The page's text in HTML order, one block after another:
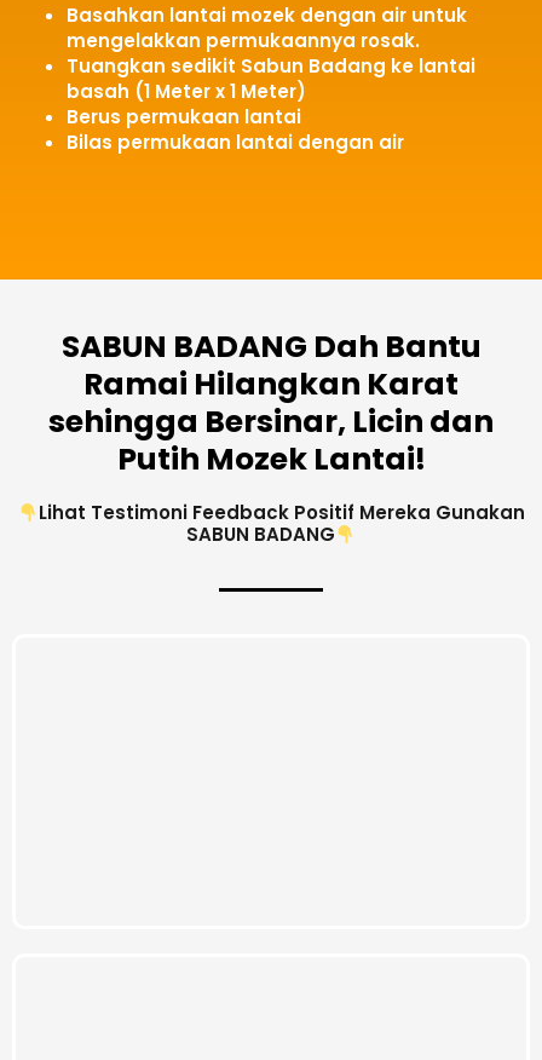
Basahkan lantai mozek dengan air untuk
mengelakkan permukaannya rosak.
Tuangkan sedikit Sabun Badang ke lantai
basah (1 Meter x 1 Meter)
Berus permukaan lantai
Bilas permukaan lantai dengan air
SABUN BADANG Dah Bantu
Ramai Hilangkan Karat
sehingga Bersinar, Licin dan
Putih Mozek Lantai!
Lihat Testimoni Feedback Positif Mereka Gunakan
SABUN BADANG